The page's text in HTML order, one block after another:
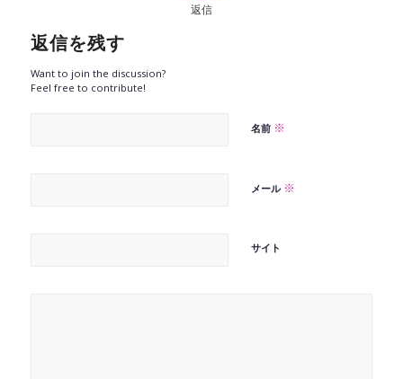
返信
返信を残す
Want to join the discussion?
Feel free to contribute!
名前 ※
メール ※
サイト